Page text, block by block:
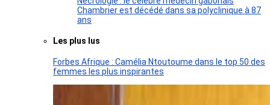
Chambrier est décédé dans sa polyclinique à 87
ans
Les plus lus
Forbes Afrique : Camélia Ntoutoume dans le top 50 des
femmes les plus inspirantes